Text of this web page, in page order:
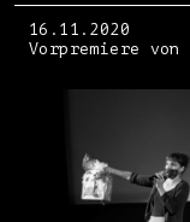
16.11.2020
Vorpremiere von